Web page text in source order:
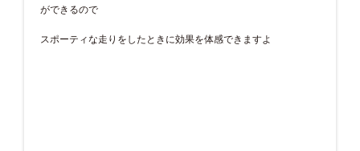
ができるので
スポーティな走りをしたときに効果を体感できますよ